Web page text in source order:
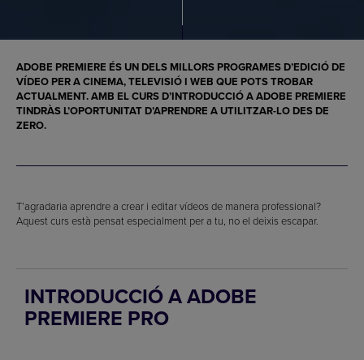
ADOBE PREMIERE ÉS UN DELS MILLORS PROGRAMES D’EDICIÓ DE
VÍDEO PER A CINEMA, TELEVISIÓ I WEB QUE POTS TROBAR
ACTUALMENT. AMB EL CURS D’INTRODUCCIÓ A ADOBE PREMIERE
TINDRÀS L’OPORTUNITAT D’APRENDRE A UTILITZAR-LO DES DE
ZERO.
T’agradaria aprendre a crear i editar vídeos de manera professional?
Aquest curs està pensat especialment per a tu, no el deixis escapar.
INTRODUCCIÓ A ADOBE
PREMIERE PRO